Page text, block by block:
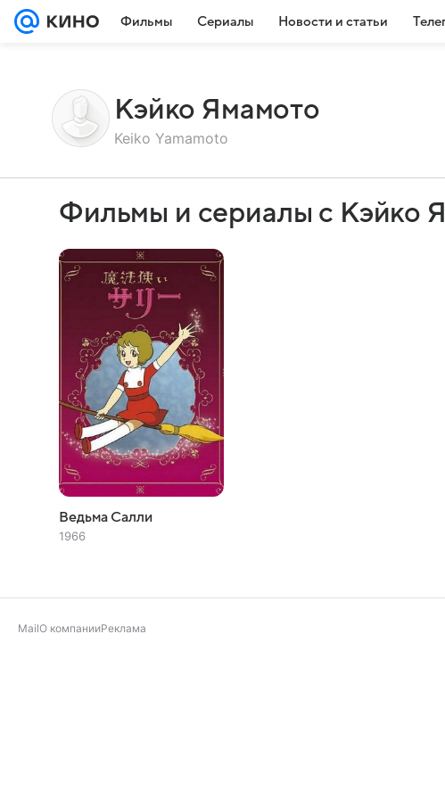
Фильмы Сериалы Новости и статьи
Кэйко Ямамото
Keiko Yamamoto
Фильмы и сериалы с Кэйко
Ведьма Салли
1966
MailО компанииРеклама